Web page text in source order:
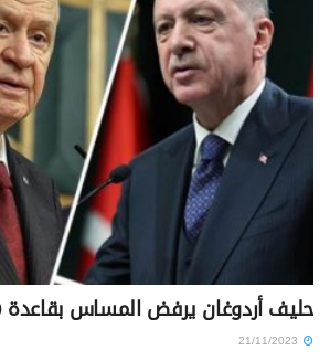
حليف أردوغان يرفض المساس بقاعدة 50+1 الانتخابية